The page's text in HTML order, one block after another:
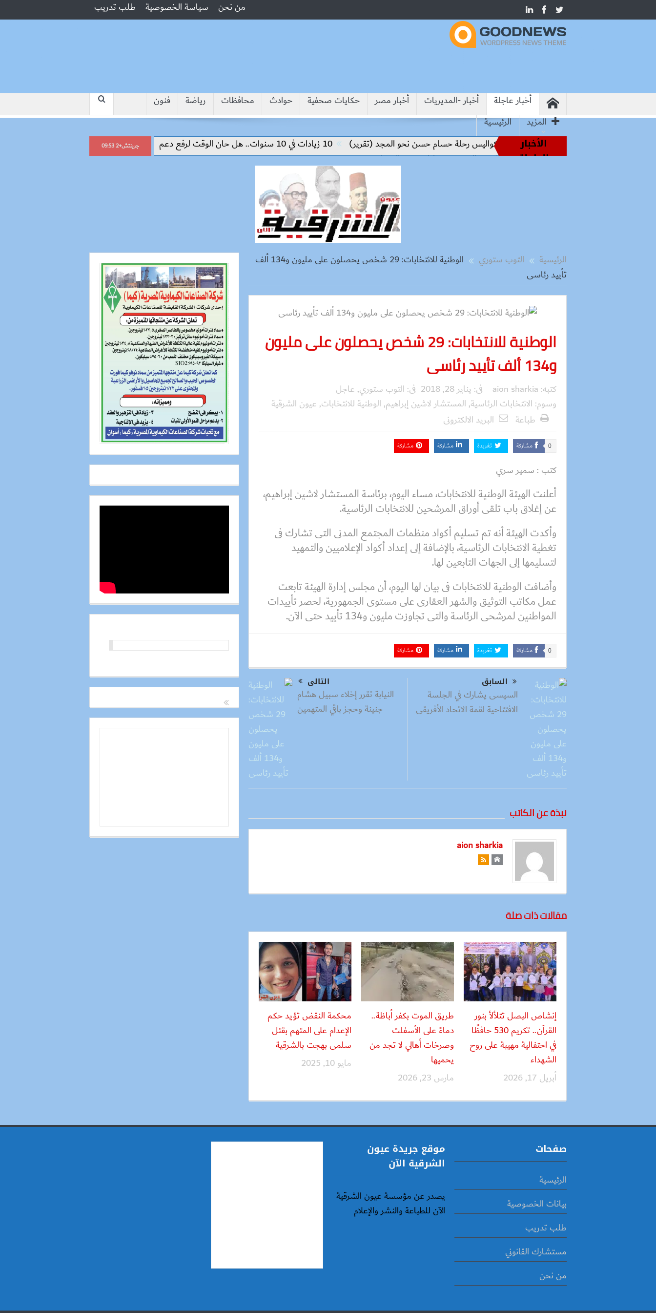
من نحن سياسة الخصوصية طلب تدريب
أخبار عاجلة أخبار -المديريات أخبار مصر حكايات صحفية حوادث محافظات رياضة
فنون
المزيد
الرئيسية
الأخبار
العاجلة
من أساطير الملاعب إلى قيادة الفراعنة.. كواليس رحلة حسام حسن نحو المجد (تقرير) 10 زيادات في 10 سنوات.. هل حان الوقت لرفع دعم البنزين نهائيا؟
“جبروت امرأة”.. مارست الرذيلة
حملات بيطرية بأسوان لتحصين الكلاب الحرة والحد من مخاطر مرض السعار
جرينتش+2 09:53
الرئيسية التوب ستوري
الوطنية للانتخابات: 29 شخص يحصلون على مليون و134 ألف
تأييد رئاسى
الوطنية للانتخابات: 29 شخص يحصلون على مليون
و134 ألف تأييد رئاسى
كتبه: aion sharkia فى: يناير 28, 2018 فى: التوب ستوري, عاجل
وسوم: الانتخابات الرئاسية, المستشار لاشين إبراهيم, الوطنية للانتخابات, عيون الشرقية
طباعة
البريد الالكترونى
مشاركة 0 تغريدة مشاركة مشاركة
كتب : سمير سري
أعلنت الهيئة الوطنية للانتخابات، مساء اليوم، برئاسة المستشار لاشين إبراهيم،
عن إغلاق باب تلقى أوراق المرشحين للانتخابات الرئاسية.
وأكدت الهيئة أنه تم تسليم أكواد منظمات المجتمع المدنى التى تشارك فى
تغطية الانتخابات الرئاسية، بالإضافة إلى إعداد أكواد الإعلاميين والتمهيد
لتسليمها إلى الجهات التابعين لها.
وأضافت الوطنية للانتخابات فى بيان لها اليوم، أن مجلس إدارة الهيئة تابعت
عمل مكاتب التوثيق والشهر العقارى على مستوى الجمهورية، لحصر تأييدات
المواطنين لمرشحى الرئاسة والتى تجاوزت مليون و134 تأييد حتى الآن.
مشاركة 0 تغريدة مشاركة مشاركة
السابق
السيسى يشارك في الجلسة
الافتتاحية لقمة الاتحاد الأفريقى
التالى
النيابة تقرر إخلاء سبيل هشام
جنينة وحجز باقي المتهمين
نبذة عن الكاتب
aion sharkia
مقالات ذات صلة
إنشاص البصل تتلألأ بنور
القرآن.. تكريم 530 حافظًا
في احتفالية مهيبة على روح
الشهداء
أبريل 17, 2026
طريق الموت بكفر أباظة..
دماءً على الأسفلت
وصرخات أهالي لا تجد من
يحميها
مارس 23, 2026
محكمة النقض تؤيد حكم
الإعدام على المتهم بقتل
سلمى بهجت بالشرقية
مايو 10, 2025
صفحات
الرئيسية
بيانات الخصوصية
طلب تدريب
مستشارك القانوني
من نحن
موقع جريدة عيون
الشرقية الآن
يصدر عن مؤسسة عيون الشرقية
الآن للطباعة والنشر والإعلام